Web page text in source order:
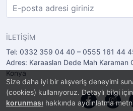
Size daha iyi bir alışveriş deneyimi
(cookies) kullanıyoruz. Detaylı bilgi
korunması hakkında aydınlatma
İLETİŞİM
Tel: 0332 359 04 40 – 0555 161 44
Adres: Karaaslan Dede Mah
Konya